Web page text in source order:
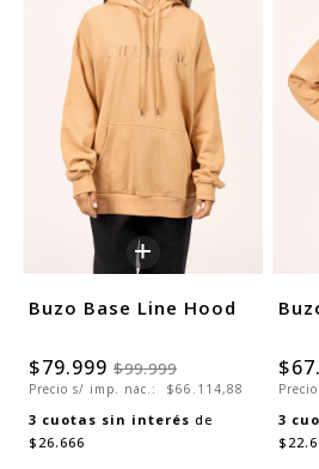
+
Buzo Base Line Hood
$79.999 $99.999
Precio s/ imp. nac.: $66.114,88
3 cuotas sin interés de
$26.666
3